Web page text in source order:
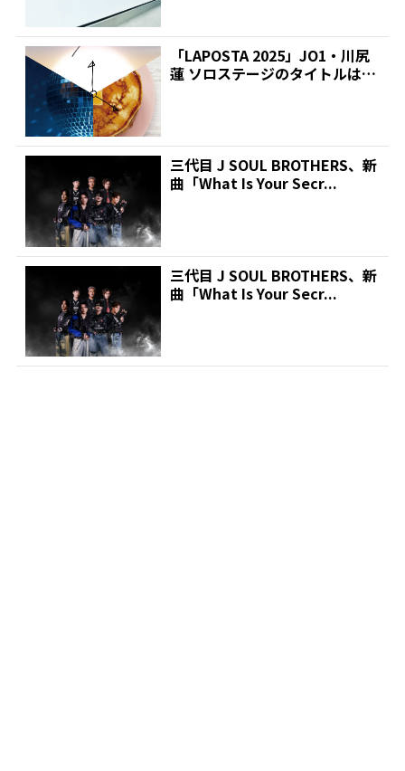
「LAPOSTA 2025」JO1・川尻
蓮 ソロステージのタイトルは
三代目 J SOUL BROTHERS、新
曲「What Is Your Secr...
三代目 J SOUL BROTHERS、新
曲「What Is Your Secr...